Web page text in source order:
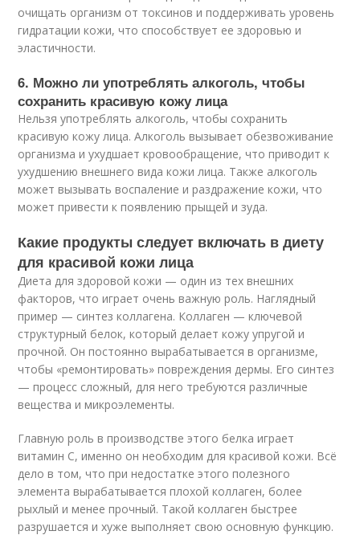
очищать организм от токсинов и поддерживать уровень
гидратации кожи, что способствует ее здоровью и
эластичности.
6. Можно ли употреблять алкоголь, чтобы
сохранить красивую кожу лица
Нельзя употреблять алкоголь, чтобы сохранить
красивую кожу лица. Алкоголь вызывает обезвоживание
организма и ухудшает кровообращение, что приводит к
ухудшению внешнего вида кожи лица. Также алкоголь
может вызывать воспаление и раздражение кожи, что
может привести к появлению прыщей и зуда.
Какие продукты следует включать в диету
для красивой кожи лица
Диета для здоровой кожи — один из тех внешних
факторов, что играет очень важную роль. Наглядный
пример — синтез коллагена. Коллаген — ключевой
структурный белок, который делает кожу упругой и
прочной. Он постоянно вырабатывается в организме,
чтобы «ремонтировать» повреждения дермы. Его синтез
— процесс сложный, для него требуются различные
вещества и микроэлементы.
Главную роль в производстве этого белка играет
витамин С, именно он необходим для красивой кожи. Всё
дело в том, что при недостатке этого полезного
элемента вырабатывается плохой коллаген, более
рыхлый и менее прочный. Такой коллаген быстрее
разрушается и хуже выполняет свою основную функцию.